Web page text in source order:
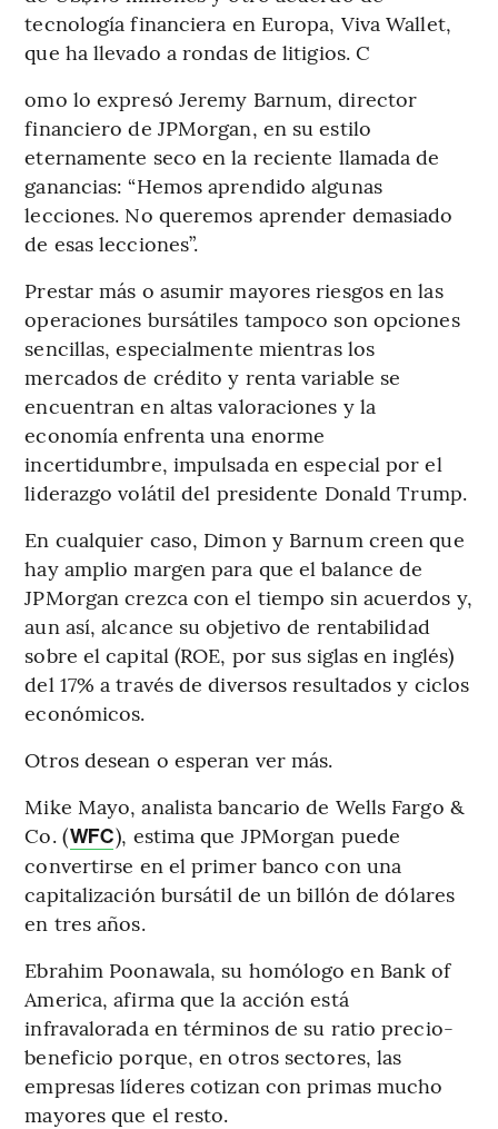
tecnología financiera en Europa, Viva Wallet,
que ha llevado a rondas de litigios. C
omo lo expresó Jeremy Barnum, director
financiero de JPMorgan, en su estilo
eternamente seco en la reciente llamada de
ganancias: “Hemos aprendido algunas
lecciones. No queremos aprender demasiado
de esas lecciones”.
Prestar más o asumir mayores riesgos en las
operaciones bursátiles tampoco son opciones
sencillas, especialmente mientras los
mercados de crédito y renta variable se
encuentran en altas valoraciones y la
economía enfrenta una enorme
incertidumbre, impulsada en especial por el
liderazgo volátil del presidente Donald Trump.
En cualquier caso, Dimon y Barnum creen que
hay amplio margen para que el balance de
JPMorgan crezca con el tiempo sin acuerdos y,
aun así, alcance su objetivo de rentabilidad
sobre el capital (ROE, por sus siglas en inglés)
del 17% a través de diversos resultados y ciclos
económicos.
Otros desean o esperan ver más.
Mike Mayo, analista bancario de Wells Fargo &
Co. (WFC), estima que JPMorgan puede
convertirse en el primer banco con una
capitalización bursátil de un billón de dólares
en tres años.
Ebrahim Poonawala, su homólogo en Bank of
America, afirma que la acción está
infravalorada en términos de su ratio precio-
beneficio porque, en otros sectores, las
empresas líderes cotizan con primas mucho
mayores que el resto.